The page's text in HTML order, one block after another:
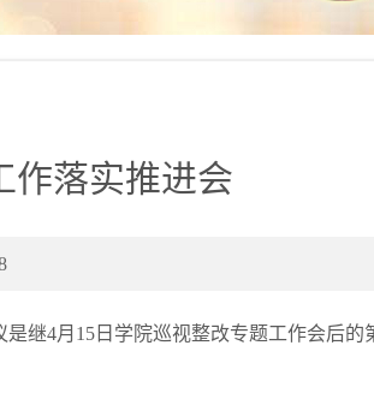
作落实推进会
4月15日学院巡视整改专题工作会后的